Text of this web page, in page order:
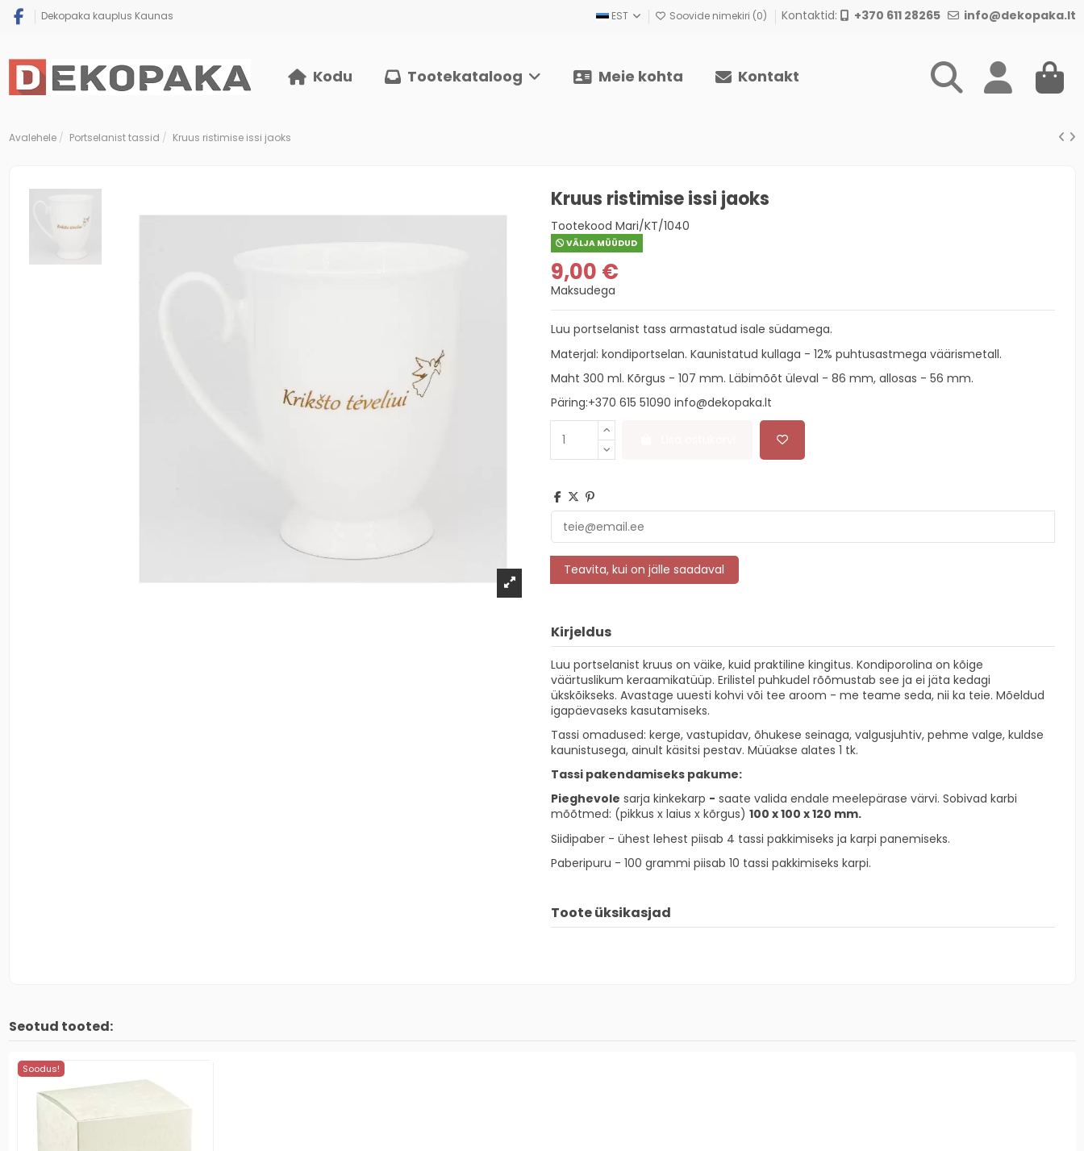
Dekopaka kauplus Kaunas EST Soovide nimekiri (0) Kontaktid: +370 611 28265 info@dekopaka.lt
Kodu Tootekataloog Meie kohta Kontakt
Avalehele Portselanist tassid Kruus ristimise issi jaoks
Kruus ristimise issi jaoks
Tootekood Mari/KT/1040
VÄLJA MÜÜDUD
9,00 €
Maksudega
Luu portselanist tass armastatud isale südamega.
Materjal: kondiportselan. Kaunistatud kullaga - 12% puhtusastmega väärismetall.
Maht 300 ml. Kõrgus - 107 mm. Läbimõõt üleval - 86 mm, allosas - 56 mm.
Päring:+370 615 51090 info@dekopaka.lt
Kirjeldus
Luu portselanist kruus on väike, kuid praktiline kingitus. Kondiporolina on kõige
väärtuslikum keraamikatüüp. Erilistel puhkudel rõõmustab see ja ei jäta kedagi
ükskõikseks. Avastage uuesti kohvi või tee aroom - me teame seda, nii ka teie. Mõeldud
igapäevaseks kasutamiseks.
Tassi omadused: kerge, vastupidav, õhukese seinaga, valgusjuhtiv, pehme valge, kuldse
kaunistusega, ainult käsitsi pestav. Müüakse alates 1 tk.
Tassi pakendamiseks pakume:
Pieghevole sarja kinkekarp - saate valida endale meelepärase värvi. Sobivad karbi
mõõtmed: (pikkus x laius x kõrgus) 100 x 100 x 120 mm.
Siidipaber - ühest lehest piisab 4 tassi pakkimiseks ja karpi panemiseks.
Paberipuru - 100 grammi piisab 10 tassi pakkimiseks karpi.
Toote üksikasjad
Seotud tooted:
Soodus!